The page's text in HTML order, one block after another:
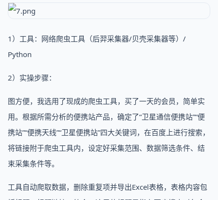
1）工具：网络爬虫工具（后羿采集器/贝壳采集器等）/
Python
2）实操步骤：
图方便，我选用了现成的爬虫工具，买了一天的会员，简单实
用。根据所需分析的便携站产品，确定了“卫星通信便携站”“便
携站”“便携天线”“卫星便携站”四大关键词，在百度上进行搜索，
将链接附于爬虫工具内，设定好采集范围、数据筛选条件、结
束采集条件等。
工具自动爬取数据，删除重复项并导出Excel表格，表格内容包